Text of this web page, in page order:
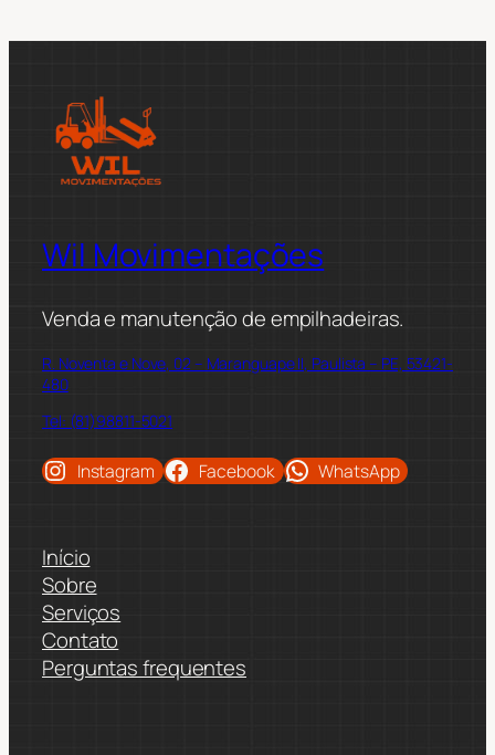
Wil Movimentações
Venda e manutenção de empilhadeiras.
R. Noventa e Nove, 02 – Maranguape II, Paulista – PE, 53421-
480
Tel: (81)98811-5021
Instagram Facebook WhatsApp
Início
Sobre
Serviços
Contato
Perguntas frequentes